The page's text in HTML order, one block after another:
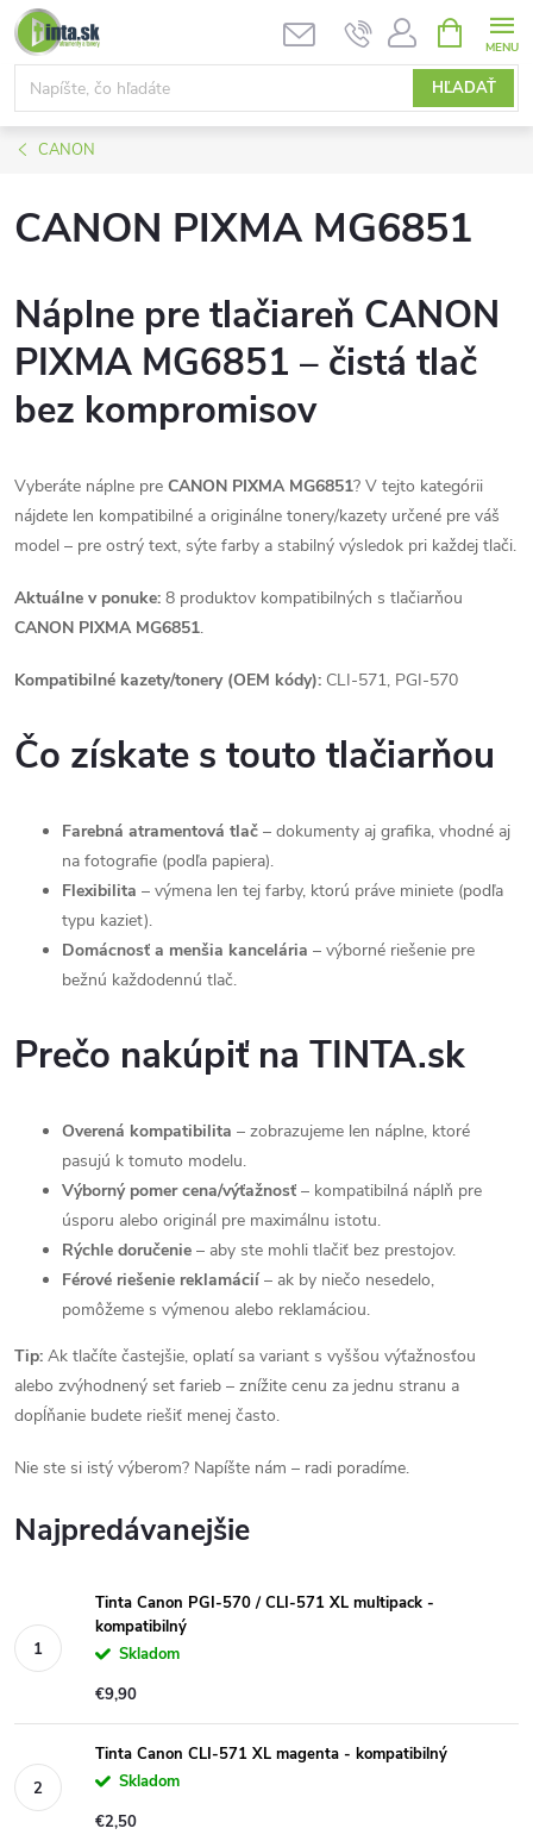
Prejsť
na
obsah
HĽADAŤ
KOŠÍK
CANON
CANON PIXMA MG6851
Náplne pre tlačiareň CANON
PIXMA MG6851 – čistá tlač
bez kompromisov
Vyberáte náplne pre CANON PIXMA MG6851? V tejto kategórii
nájdete len kompatibilné a originálne tonery/kazety určené pre váš
model – pre ostrý text, sýte farby a stabilný výsledok pri každej tlači.
Aktuálne v ponuke: 8 produktov kompatibilných s tlačiarňou
CANON PIXMA MG6851.
Kompatibilné kazety/tonery (OEM kódy): CLI-571, PGI-570
Čo získate s touto tlačiarňou
Farebná atramentová tlač – dokumenty aj grafika, vhodné aj
na fotografie (podľa papiera).
Flexibilita – výmena len tej farby, ktorú práve miniete (podľa
typu kaziet).
Domácnosť a menšia kancelária – výborné riešenie pre
bežnú každodennú tlač.
Prečo nakúpiť na TINTA.sk
Overená kompatibilita – zobrazujeme len náplne, ktoré
pasujú k tomuto modelu.
Výborný pomer cena/výťažnosť – kompatibilná náplň pre
úsporu alebo originál pre maximálnu istotu.
Rýchle doručenie – aby ste mohli tlačiť bez prestojov.
Férové riešenie reklamácií – ak by niečo nesedelo,
pomôžeme s výmenou alebo reklamáciou.
Tip: Ak tlačíte častejšie, oplatí sa variant s vyššou výťažnosťou
alebo zvýhodnený set farieb – znížite cenu za jednu stranu a
dopĺňanie budete riešiť menej často.
Nie ste si istý výberom? Napíšte nám – radi poradíme.
Najpredávanejšie
Tinta Canon PGI-570 / CLI-571 XL multipack -
kompatibilný
Skladom
€9,90
Tinta Canon CLI-571 XL magenta - kompatibilný
Skladom
€2,50